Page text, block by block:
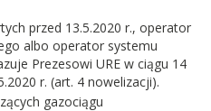
przed 13.5.2020 r., operator
albo operator systemu
Prezesowi URE w ciągu 14
r. (art. 4 nowelizacji).
gazociągu